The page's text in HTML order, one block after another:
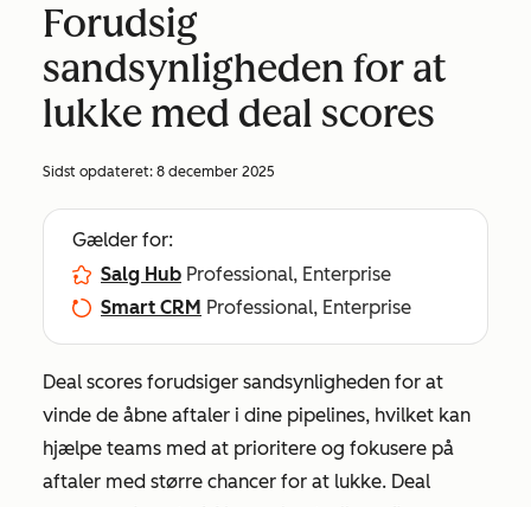
Forudsig
sandsynligheden for at
lukke med deal scores
Sidst opdateret: 8 december 2025
Gælder for:
Salg Hub Professional, Enterprise
Smart CRM Professional, Enterprise
Deal scores forudsiger sandsynligheden for at
vinde de åbne aftaler i dine pipelines, hvilket kan
hjælpe teams med at prioritere og fokusere på
aftaler med større chancer for at lukke. Deal